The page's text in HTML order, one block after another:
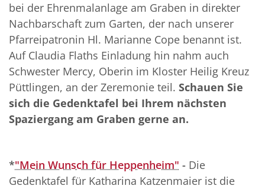
bei der Ehrenmalanlage am Graben in direkter
Nachbarschaft zum Garten, der nach unserer
Pfarreipatronin Hl. Marianne Cope benannt ist.
Auf Claudia Flaths Einladung hin nahm auch
Schwester Mercy, Oberin im Kloster Heilig Kreuz
Püttlingen, an der Zeremonie teil. Schauen Sie
sich die Gedenktafel bei Ihrem nächsten
Spaziergang am Graben gerne an.
*"Mein Wunsch für Heppenheim" - Die
Gedenktafel für Katharina Katzenmaier ist die